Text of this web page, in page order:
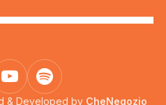
& Developed by CheNegozio